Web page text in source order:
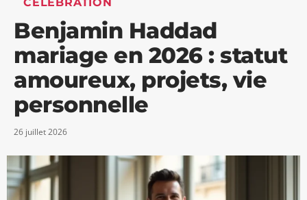
Benjamin Haddad
mariage en 2026 : statut
amoureux, projets, vie
personnelle
26 juillet 2026